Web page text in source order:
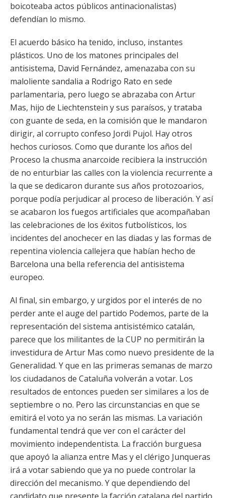
boicoteaba actos públicos antinacionalistas)
defendían lo mismo.
El acuerdo básico ha tenido, incluso, instantes
plásticos. Uno de los matones principales del
antisistema, David Fernández, amenazaba con su
maloliente sandalia a Rodrigo Rato en sede
parlamentaria, pero luego se abrazaba con Artur
Mas, hijo de Liechtenstein y sus paraísos, y trataba
con guante de seda, en la comisión que le mandaron
dirigir, al corrupto confeso Jordi Pujol. Hay otros
hechos curiosos. Como que durante los años del
Proceso la chusma anarcoide recibiera la instrucción
de no enturbiar las calles con la violencia recurrente a
la que se dedicaron durante sus años protozoarios,
porque podía perjudicar al proceso de liberación. Y así
se acabaron los fuegos artificiales que acompañaban
las celebraciones de los éxitos futbolísticos, los
incidentes del anochecer en las diadas y las formas de
repentina violencia callejera que habían hecho de
Barcelona una bella referencia del antisistema
europeo.
Al final, sin embargo, y urgidos por el interés de no
perder ante el auge del partido Podemos, parte de la
representación del sistema antisistémico catalán,
parece que los militantes de la CUP no permitirán la
investidura de Artur Mas como nuevo presidente de la
Generalidad. Y que en las primeras semanas de marzo
los ciudadanos de Cataluña volverán a votar. Los
resultados de entonces pueden ser similares a los de
septiembre o no. Pero las circunstancias en que se
emitirá el voto ya no serán las mismas. La variación
fundamental tendrá que ver con el carácter del
movimiento independentista. La fracción burguesa
que apoyó la alianza entre Mas y el clérigo Junqueras
irá a votar sabiendo que ya no puede controlar la
dirección del mecanismo. Y que dependiendo del